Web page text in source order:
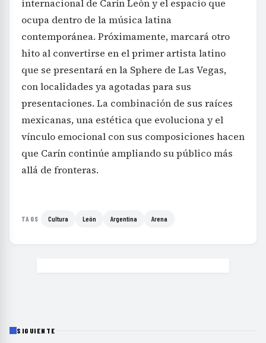
internacional de Carín León y el espacio que
ocupa dentro de la música latina
contemporánea. Próximamente, marcará otro
hito al convertirse en el primer artista latino
que se presentará en la Sphere de Las Vegas,
con localidades ya agotadas para sus
presentaciones. La combinación de sus raíces
mexicanas, una estética que evoluciona y el
vínculo emocional con sus composiciones hacen
que Carín continúe ampliando su público más
allá de fronteras.
TAGS Cultura León Argentina Arena
SIGUIENTE